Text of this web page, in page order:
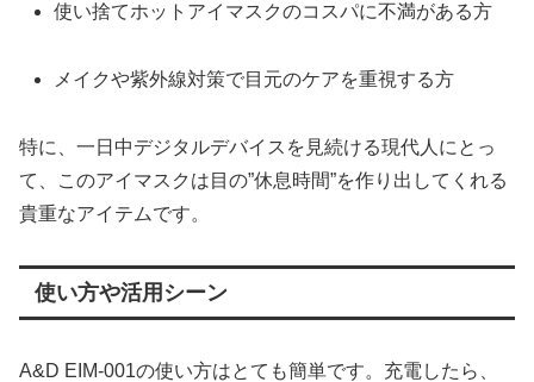
使い捨てホットアイマスクのコスパに不満がある方
メイクや紫外線対策で目元のケアを重視する方
特に、一日中デジタルデバイスを見続ける現代人にとっ
て、このアイマスクは目の”休息時間”を作り出してくれる
貴重なアイテムです。
使い方や活用シーン
A&D EIM-001の使い方はとても簡単です。充電したら、